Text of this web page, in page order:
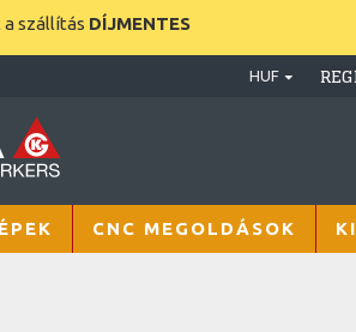
szállítás DÍJMENTES
HUF
CNC MEGOLDÁSOK